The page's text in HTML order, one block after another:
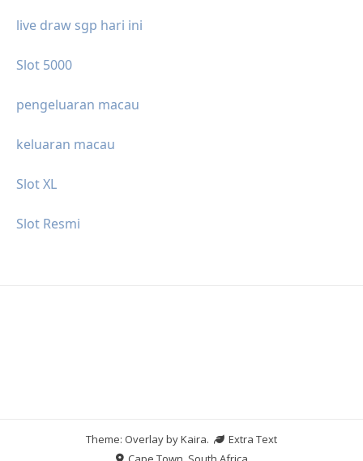
live draw sgp hari ini
Slot 5000
pengeluaran macau
keluaran macau
Slot XL
Slot Resmi
Theme: Overlay byKaira.
Extra Text